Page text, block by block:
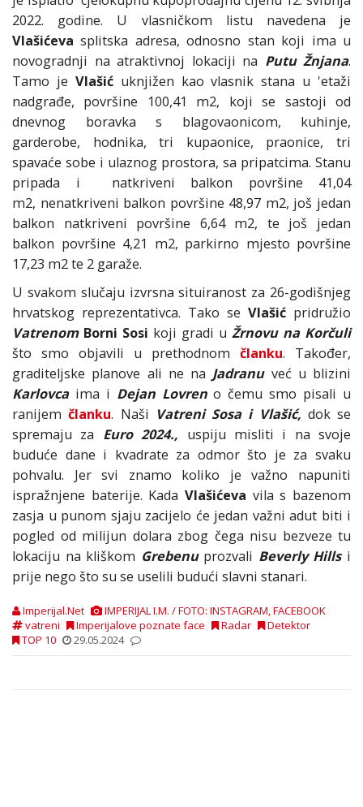
2022. godine. U vlasničkom listu navedena je
Vlašićevasplitska adresa, odnosno stan koji ima u
novogradnji na atraktivnoj lokaciji na Putu Žnjana.
Tamo je Vlašićuknjižen kao vlasnik stana u 'etaži
nadgrađe, površine 100,41 m2, koji se sastoji od
dnevnog boravka s blagovaonicom, kuhinje,
garderobe, hodnika, tri kupaonice, praonice, tri
spavaće sobe i ulaznog prostora, sa pripatcima. Stanu
pripada i natkriveni balkon površine 41,04
m2, nenatkriveni balkon površine 48,97 m2, još jedan
balkon natkriveni površine 6,64 m2, te još jedan
balkon površine 4,21 m2, parkirno mjesto površine
17,23 m2 te 2 garaže.
U svakom slučaju izvrsna situiranost za 26-godišnjeg
hrvatskog reprezentativca. Tako se Vlašić pridružio
Vatrenom Borni Sosi koji gradi u Žrnovu na Korčuli
što smo objavili u prethodnom članku. Također,
graditeljske planove ali ne na Jadranu već u blizini
Karlovcaima i Dejan Lovreno čemu smo pisali u
ranijemčlanku. Naši Vatreni Sosa i Vlašić, dok se
spremaju za Euro 2024., uspiju misliti i na svoje
buduće dane i kvadrate za odmor što je za svaku
pohvalu. Jer svi znamo koliko je važno napuniti
ispražnjene baterije. Kada Vlašićeva vila s bazenom
zasja u punom sjaju zacijelo će jedan važni adut biti i
pogled od milijun dolara zbog čega nisu bezveze tu
lokaciju na kliškom Grebenuprozvali Beverly Hillsi
prije nego što su se uselili budući slavni stanari.
Imperijal.Net
IMPERIJAL I.M. / FOTO: INSTAGRAM, FACEBOOK
vatreni
Imperijalove poznate face Radar
Detektor
TOP 10
29.05.2024